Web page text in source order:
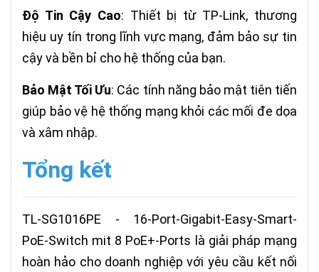
Độ Tin Cậy Cao: Thiết bị từ TP-Link, thương
hiệu uy tín trong lĩnh vực mạng, đảm bảo sự tin
cậy và bền bỉ cho hệ thống của bạn.
Bảo Mật Tối Ưu: Các tính năng bảo mật tiên tiến
giúp bảo vệ hệ thống mạng khỏi các mối đe dọa
và xâm nhập.
Tổng kết
TL-SG1016PE - 16-Port-Gigabit-Easy-Smart-
PoE-Switch mit 8 PoE+-Ports là giải pháp mạng
hoàn hảo cho doanh nghiệp với yêu cầu kết nối